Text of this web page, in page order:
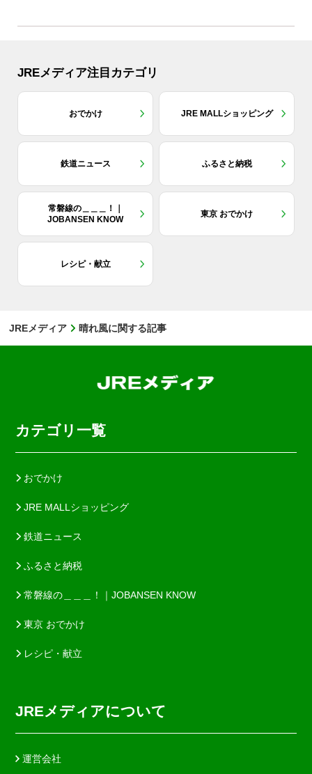
JREメディア注目カテゴリ
おでかけ JRE MALLショッピング
鉄道ニュース ふるさと納税
常磐線の＿＿＿！｜
JOBANSEN KNOW
東京 おでかけ
レシピ・献立
JREメディア 晴れ風に関する記事
カテゴリ一覧
おでかけ
JRE MALLショッピング
鉄道ニュース
ふるさと納税
常磐線の＿＿＿！｜JOBANSEN KNOW
東京 おでかけ
レシピ・献立
JREメディアについて
運営会社